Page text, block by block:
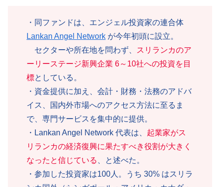
・同ファンドは、エンジェル投資家の連合体
Lankan Angel Network が今年初頭に設立。
セクターや所在地を問わず、
スリランカのア
ーリーステージ新興企業 6～10社への投資を目
標としている。
・資金提供に加え、会計・財務・法務のアドバ
イス、国内外市場へのアクセス方法に至るま
で、専門サービスを集中的に提供。
・Lankan Angel Network 代表は、 起業家がス
リランカの経済復興に果たすべき役割が大きく
なったと信じている
、と述べた。
・参加した投資家は100人。うち 30% はスリラ